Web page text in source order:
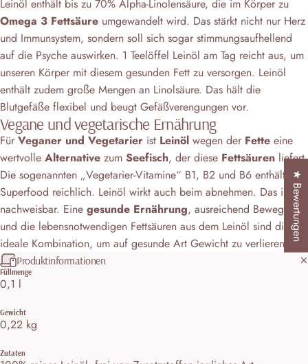
Leinöl enthält bis zu 70% Alpha-Linolensäure, die im Körper zu
Omega 3 Fettsäure umgewandelt wird. Das stärkt nicht nur Herz
und Immunsystem, sondern soll sich sogar stimmungsaufhellend
auf die Psyche auswirken. 1 Teelöffel Leinöl am Tag reicht aus, um
unseren Körper mit diesem gesunden Fett zu versorgen. Leinöl
enthält zudem große Mengen an Linolsäure. Das hält die
Blutgefäße flexibel und beugt Gefäßverengungen vor.
Vegane und vegetarische Ernährung
Für Veganer und Vegetarier ist Leinöl wegen der Fette eine
wertvolle Alternative zum Seefisch, der diese Fettsäuren liefert.
Die sogenannten „Vegetarier-Vitamine“ B1, B2 und B6 enthält das
Superfood reichlich. Leinöl wirkt auch beim abnehmen. Das ist
nachweisbar. Eine gesunde Ernährung, ausreichend Bewegung
und die lebensnotwendigen Fettsäuren aus dem Leinöl sind die
ideale Kombination, um auf gesunde Art Gewicht zu verlieren.
Produktinformationen
Füllmenge
0,1 l
Gewicht
0,22 kg
Zutaten
★ Bewertungen